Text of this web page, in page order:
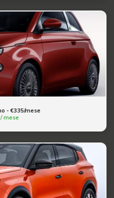
- €335/mese
mese